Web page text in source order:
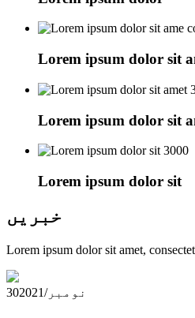
Lorem ipsum dolor sit
Lorem ipsum dolor sit
3000
Lorem ipsum dolor sit
خبریں
Lorem ipsum dolor sit amet,
30 2021/نومبر